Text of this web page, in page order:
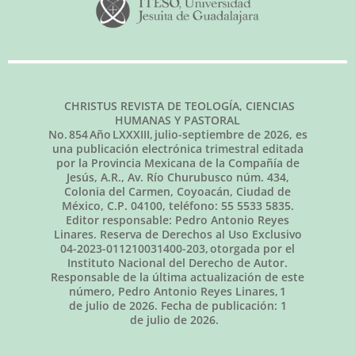
CHRISTUS REVISTA DE TEOLOGÍA, CIENCIAS
HUMANAS Y PASTORAL
No.854Año LXXXIII, julio-septiembre de 2026, es
una publicación electrónica trimestral editada
por la Provincia Mexicana de la Compañía de
Jesús, A.R., Av. Río Churubusco núm. 434,
Colonia del Carmen, Coyoacán, Ciudad de
México, C.P. 04100, teléfono: 55 5533 5835.
Editor responsable: Pedro Antonio Reyes
Linares. Reserva de Derechos al Uso Exclusivo
04-2023-011210031400-203, otorgada por el
Instituto Nacional del Derecho de Autor.
Responsable de la última actualización de este
número, Pedro Antonio Reyes Linares, 1
de julio de 2026. Fecha de publicación: 1
de julio de 2026.